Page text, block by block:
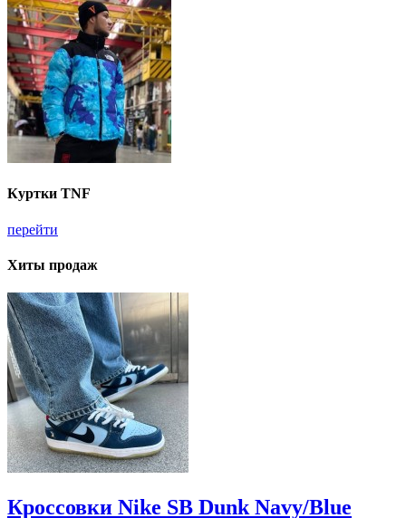
Куртки TNF
перейти
Хиты продаж
Кроссовки Nike SB Dunk Navy/Blue